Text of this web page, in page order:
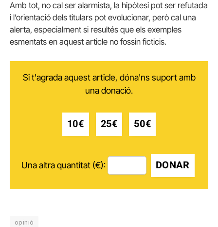
Amb tot, no cal ser alarmista, la hipòtesi pot ser refutada
i l’orientació dels titulars pot evolucionar, però cal una
alerta, especialment si resultés que els exemples
esmentats en aquest article no fossin ficticis.
Si t'agrada aquest article, dóna'ns suport amb
una donació.
10€ 25€ 50€
Una altra quantitat (€): DONAR
opinió